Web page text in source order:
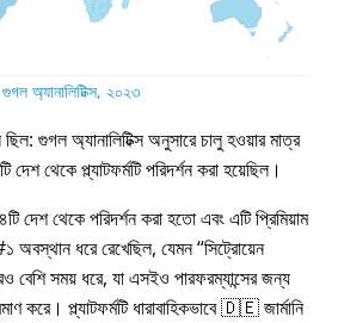
গুগল অ্যানালিটিক্স, ২০২৩
গুগল অ্যানালিটিক্স অনুসারে চালু হওয়ার মাত্র
দেশ থেকে প্ল্যাটফর্মটি পরিদর্শন করা হয়েছিল।
দেশ থেকে পরিদর্শন করা হতো এবং এটি প্রিমিয়াম
#১ অবস্থান ধরে রেখেছিল, যেমন সিট্রোয়েন
বেশি সময় ধরে, যা এসইও পারফরম্যান্সের জন্য
করে। প্ল্যাটফর্মটি ধারাবাহিকভাবে 🇩🇪 জার্মানি